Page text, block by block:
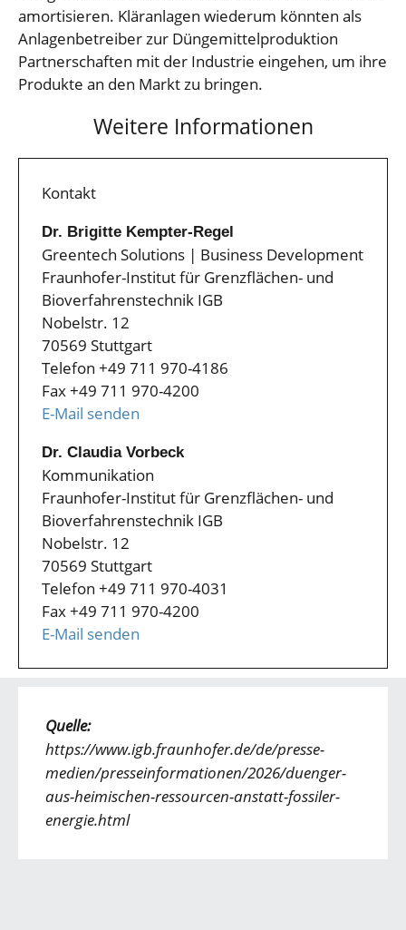
amortisieren. Kläranlagen wiederum könnten als
Anlagenbetreiber zur Düngemittelproduktion
Partnerschaften mit der Industrie eingehen, um ihre
Produkte an den Markt zu bringen.
Weitere Informationen
Kontakt
Dr. Brigitte Kempter-Regel
Greentech Solutions | Business Development
Fraunhofer-Institut für Grenzflächen- und
Bioverfahrenstechnik IGB
Nobelstr. 12
70569 Stuttgart
Telefon +49 711 970-4186
Fax +49 711 970-4200
E-Mail senden
Dr. Claudia Vorbeck
Kommunikation
Fraunhofer-Institut für Grenzflächen- und
Bioverfahrenstechnik IGB
Nobelstr. 12
70569 Stuttgart
Telefon +49 711 970-4031
Fax +49 711 970-4200
E-Mail senden
Quelle:
https://www.igb.fraunhofer.de/de/presse-
medien/presseinformationen/2026/duenger-
aus-heimischen-ressourcen-anstatt-fossiler-
energie.html